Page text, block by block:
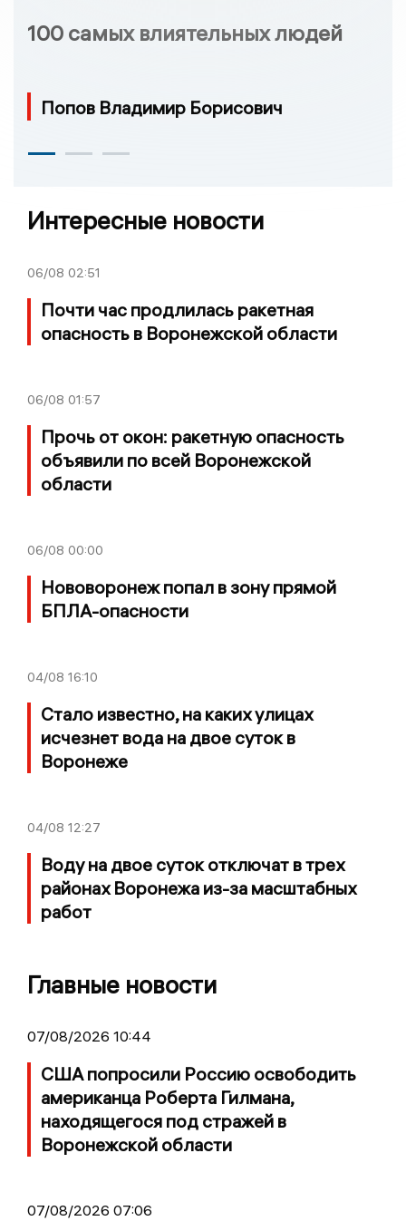
100 самых влиятельных людей
Попов Владимир Борисович
Интересные новости
06/08 02:51
Почти час продлилась ракетная
опасность в Воронежской области
06/08 01:57
Прочь от окон: ракетную опасность
объявили по всей Воронежской
области
06/08 00:00
Нововоронеж попал в зону прямой
БПЛА-опасности
04/08 16:10
Стало известно, на каких улицах
исчезнет вода на двое суток в
Воронеже
04/08 12:27
Воду на двое суток отключат в трех
районах Воронежа из-за масштабных
работ
Главные новости
07/08/2026 10:44
США попросили Россию освободить
американца Роберта Гилмана,
находящегося под стражей в
Воронежской области
07/08/2026 07:06